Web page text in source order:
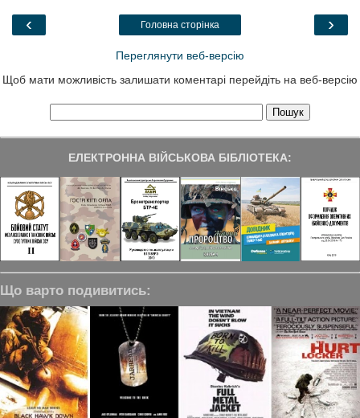
o
a
‹ ›
Головна сторінка
Переглянути веб-версію
Щоб мати можливість залишати коментарі перейдіть на веб-версію
ЕЛЕКТРОННА ВІЙСЬКОВА БІБЛІОТЕКА:
Що варто подивитись: